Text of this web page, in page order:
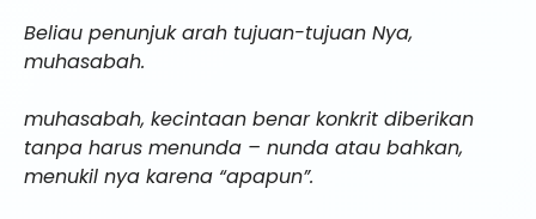
Beliau penunjuk arah tujuan-tujuan Nya,
muhasabah.
muhasabah, kecintaan benar konkrit diberikan
tanpa harus menunda – nunda atau bahkan,
menukil nya karena “apapun”.